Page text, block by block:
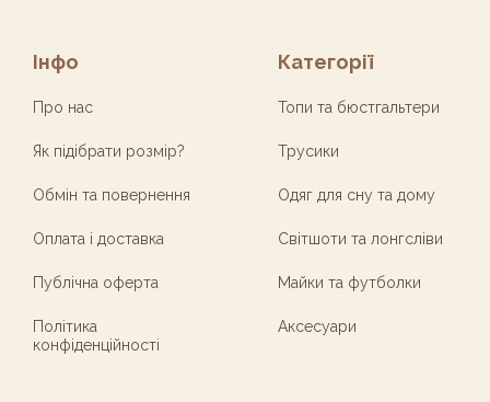
Інфо
Про нас
Як підібрати розмір?
Обмін та повернення
Оплата і доставка
Публічна оферта
Політика
конфіденційності
Категорії
Топи та бюстгальтери
Трусики
Одяг для сну та дому
Світшоти та лонгсліви
Майки та футболки
Аксесуари